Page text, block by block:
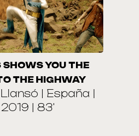
SHOWS YOU THE
THE HIGHWAY
| España |
2019 | 83'